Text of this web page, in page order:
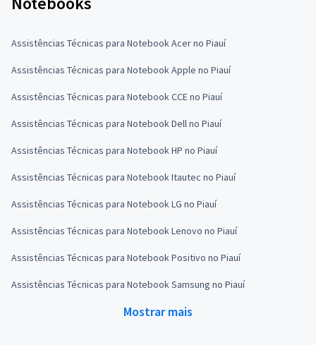
Assistências Técnicas para Notebook Acer no Piauí
Assistências Técnicas para Notebook Apple no Piauí
Assistências Técnicas para Notebook CCE no Piauí
Assistências Técnicas para Notebook Dell no Piauí
Assistências Técnicas para Notebook HP no Piauí
Assistências Técnicas para Notebook Itautec no Piauí
Assistências Técnicas para Notebook LG no Piauí
Assistências Técnicas para Notebook Lenovo no Piauí
Assistências Técnicas para Notebook Positivo no Piauí
Assistências Técnicas para Notebook Samsung no Piauí
Mostrar mais